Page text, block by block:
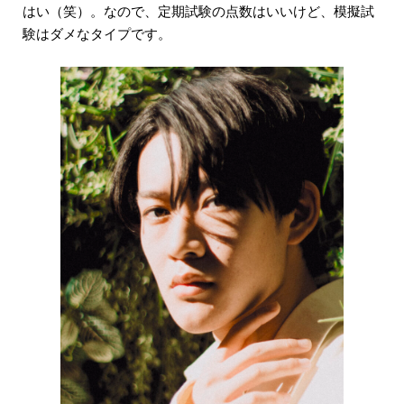
はい（笑）。なので、定期試験の点数はいいけど、模擬試
験はダメなタイプです。